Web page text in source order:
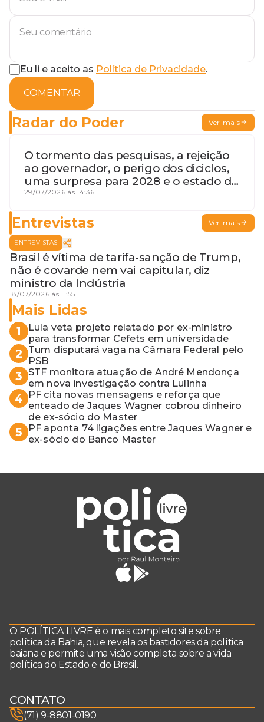
Eu li e aceito as Política de Privacidade.
COMENTAR
Radar do Poder Ver mais
O tormento das pesquisas, a rejeição
ao governador, o perigo dos diciclos,
uma surpresa para 2028 e o estado de
terceira guerra mundial
29/07/2026 às 14:36
Entrevistas Ver mais
ENTREVISTAS
Brasil é vítima de tarifa-sanção de Trump,
não é covarde nem vai capitular, diz
ministro da Indústria
18/07/2026 às 11:55
Mais Lidas
1
Lula veta projeto relatado por ex-ministro
para transformar Cefets em universidade
2
Tum disputará vaga na Câmara Federal pelo
PSB
3
STF monitora atuação de André Mendonça
em nova investigação contra Lulinha
4
PF cita novas mensagens e reforça que
enteado de Jaques Wagner cobrou dinheiro
de ex-sócio do Master
5
PF aponta 74 ligações entre Jaques Wagner e
ex-sócio do Banco Master
O POLÍTICA LIVRE é o mais completo site sobre
política da Bahia, que revela os bastidores da política
baiana e permite uma visão completa sobre a vida
política do Estado e do Brasil.
CONTATO
(71) 9-8801-0190